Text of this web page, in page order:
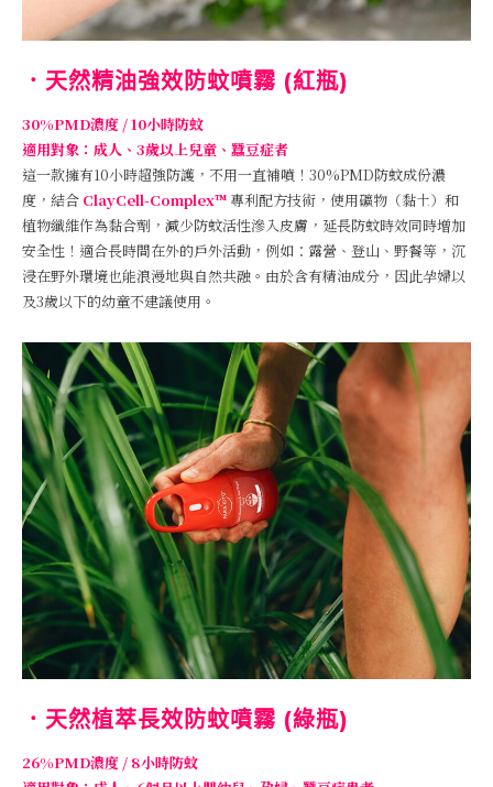
．天然精油強效防蚊噴霧 (紅瓶)
30%PMD濃度 / 10小時防蚊
適用對象：成人、3歲以上兒童、蠶豆症者
這一款擁有10小時超強防護，不用一直補噴！30%PMD防蚊成份濃
度，結合 ClayCell-Complex™ 專利配方技術，使用礦物（黏土）和
植物纖維作為黏合劑，減少防蚊活性滲入皮膚，延長防蚊時效同時增加
安全性！適合長時間在外的戶外活動，例如：露營、登山、野餐等，沉
浸在野外環境也能浪漫地與自然共融。由於含有精油成分，因此孕婦以
及3歲以下的幼童不建議使用。
．天然植萃長效防蚊噴霧 (綠瓶)
26%PMD濃度 / 8小時防蚊